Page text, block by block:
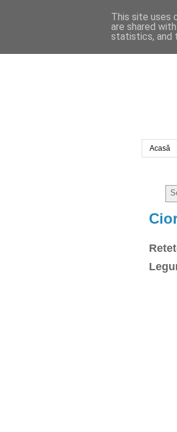
Acasă
This site uses
are shared
statistics, and